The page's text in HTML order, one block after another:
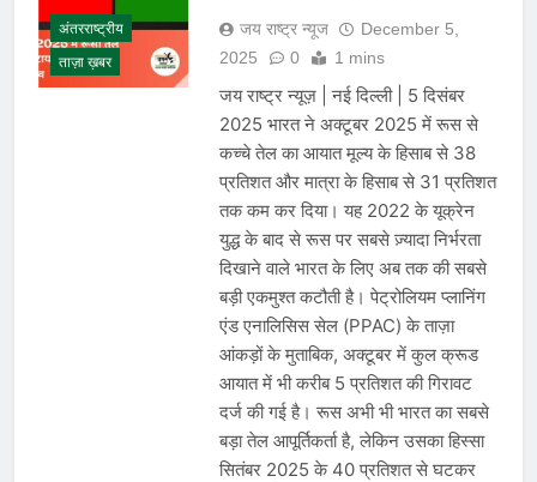
सोने के भाव में तेजी, 18K, 22K और 24K
गोल्ड के रेट पर निवेशकों की नजर
August 8, 2026
राष्ट्रीय | रांची में छात्र आंदोलन के दौरान
AISA अध्यक्ष नेहा बोरा पर फेंकी गई स्याही,
आरोपी हिरासत में
August 8, 2026
| World U20 Athletics: भारत का खाता
खुला, Ashish Yadav ने पुरुषों की Javelin
में जीता Silver Medal
खेल | Commonwealth Games 2026:
भारत ने 39 पदकों के साथ अभियान चौथे
स्थान पर समाप्त किया
August 8, 2026
स्वतंत्रता दिवस से पहले देशभर में ‘हर घर
तिरंगा’ अभियान और सांस्कृतिक कार्यक्रमों की
तैयारियाँ तेज़
August 7, 2026
IMD ने कई राज्यों में भारी बारिश और बाढ़ की
चेतावनी जारी की, उत्तर भारत और पूर्वोत्तर में
हाई अलर्ट
August 7, 2026
अंतरराष्ट्रीय
ताज़ा ख़बर
जय राष्ट्र न्यूज
December 5,
2025
0 1 mins
जय राष्ट्र न्यूज़ | नई दिल्ली | 5 दिसंबर
2025 भारत ने अक्टूबर 2025 में रूस से
कच्चे तेल का आयात मूल्य के हिसाब से 38
प्रतिशत और मात्रा के हिसाब से 31 प्रतिशत
तक कम कर दिया। यह 2022 के यूक्रेन
युद्ध के बाद से रूस पर सबसे ज़्यादा निर्भरता
दिखाने वाले भारत के लिए अब तक की सबसे
बड़ी एकमुश्त कटौती है। पेट्रोलियम प्लानिंग
एंड एनालिसिस सेल (PPAC) के ताज़ा
आंकड़ों के मुताबिक, अक्टूबर में कुल क्रूड
आयात में भी करीब 5 प्रतिशत की गिरावट
दर्ज की गई है। रूस अभी भी भारत का सबसे
बड़ा तेल आपूर्तिकर्ता है, लेकिन उसका हिस्सा
सितंबर 2025 के 40 प्रतिशत से घटकर